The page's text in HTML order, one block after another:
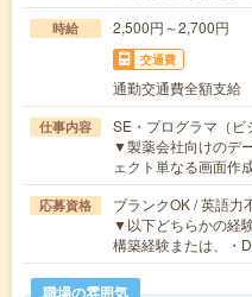
時給 2,500円～2,700円
交通費
通勤交通費全額支給
仕事内容
SE・プログラマ（ビ
▼製薬会社向けのデ
ェクト単なる画面作
応募資格
ブランクOK / 英語力
▼以下どちらかの経
構築経験または、・
職場の雰囲気